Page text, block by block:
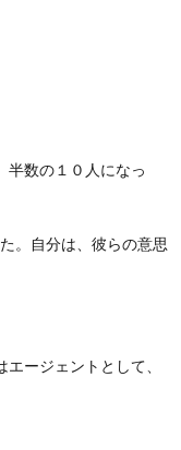
半数の１０人になっ
。自分は、彼らの意思
ージェントとして、